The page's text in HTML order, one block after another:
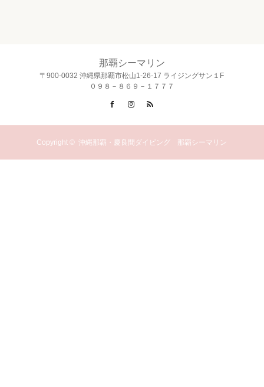
那覇シーマリン
〒900-0032 沖縄県那覇市松山1-26-17 ライジングサン１F
０９８－８６９－１７７７
FacebookInstagram
Copyright ©沖縄那覇・慶良間ダイビング 那覇シーマリン